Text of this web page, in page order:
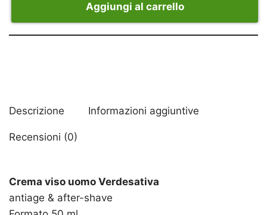
Aggiungi al carrello
Descrizione Informazioni aggiuntive
Recensioni (0)
Crema viso uomo Verdesativa
antiage & after-shave